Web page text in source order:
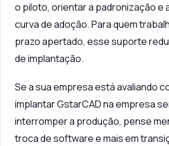
o piloto, orientar a padronização e
curva de adoção. Para quem
prazo apertado, esse suporte
de implantação.
Se a sua empresa está avaliando
implantar GstarCAD na empresa
interromper a produção, pense
troca de software e mais em